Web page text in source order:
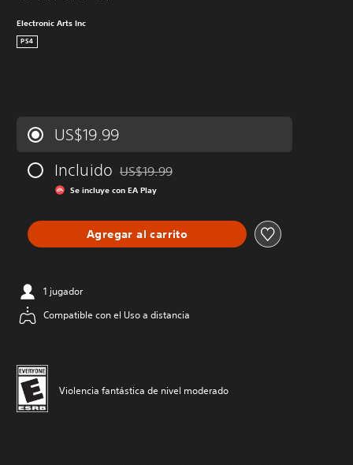
Electronic Arts Inc
PS4
US$19.99
Incluido Rebajado del precio original de US$19.99
US$19.99
Se incluye con EA Play
Agregar al carrito
1 jugador
Compatible con el Uso a distancia
Violencia fantástica de nivel moderado